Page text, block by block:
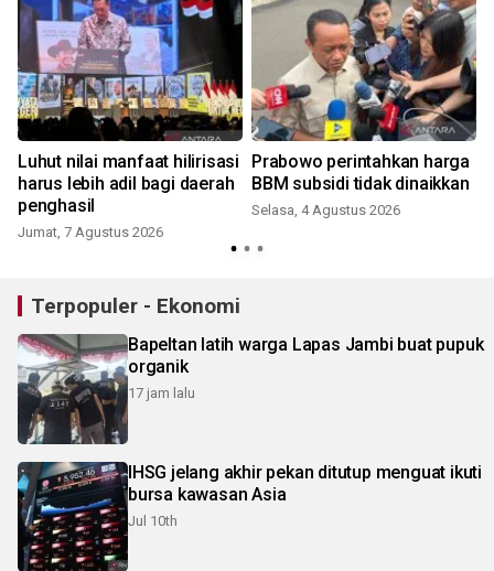
Luhut nilai manfaat hilirisasi
harus lebih adil bagi daerah
penghasil
Jumat, 7 Agustus 2026
Prabowo perintahkan harga
BBM subsidi tidak dinaikkan
Selasa, 4 Agustus 2026
Terpopuler - Ekonomi
Bapeltan latih warga Lapas Jambi buat pupuk
organik
17 jam lalu
IHSG jelang akhir pekan ditutup menguat ikuti
bursa kawasan Asia
Jul 10th